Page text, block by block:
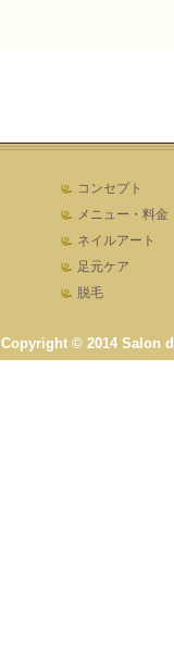
コンセプト
メニュー・料金
ネイルアート
足元ケア
脱毛
Copyright © 2014 Salon